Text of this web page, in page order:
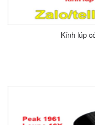
Kính lúp